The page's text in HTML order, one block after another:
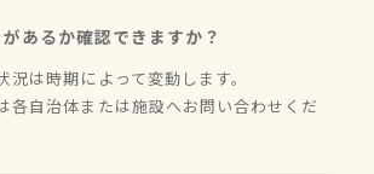
あるか確認できますか？
況は時期によって変動します。
各自治体または施設へお問い合わせくだ